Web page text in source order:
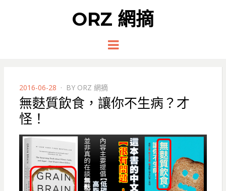
ORZ 網摘
Menu
POSTED
ON
2016-06-28 BY ORZ 網摘
無麩質飲食，讓你不生病？才
怪！